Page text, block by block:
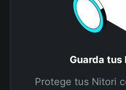
Guarda tus
Protege tus Nitori